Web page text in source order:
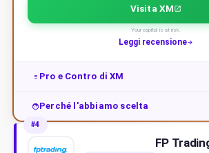
Visita XM
Your capital is at risk.
Leggi recensione
Pro e Contro di XM
Perché l'abbiamo scelta
#4
FP